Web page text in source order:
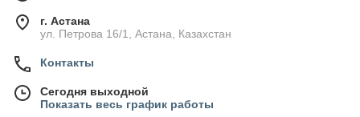
г. Астана
ул. Петрова 16/1, Астана, Казахстан
Контакты
Сегодня выходной
Показать весь график работы